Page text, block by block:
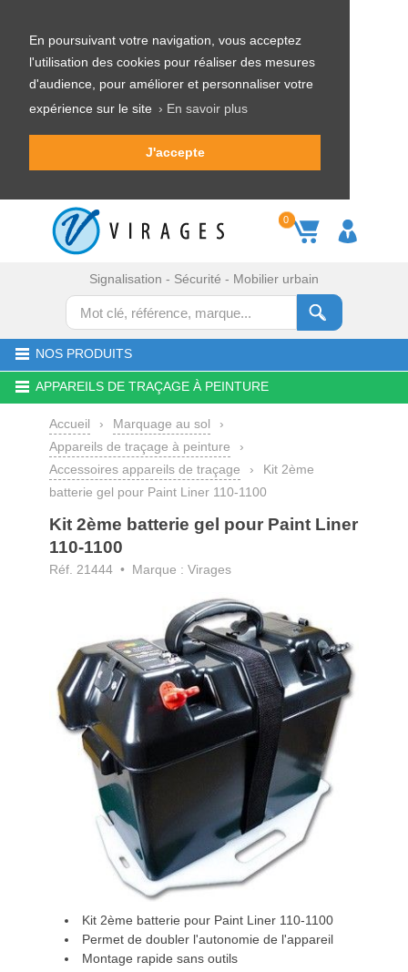
En poursuivant votre navigation, vous acceptez
l'utilisation des cookies pour réaliser des mesures
d'audience, pour améliorer et personnaliser votre
expérience sur le site › En savoir plus
J'accepte
0
Signalisation - Sécurité - Mobilier urbain
NOS PRODUITS
APPAREILS DE TRAÇAGE À PEINTURE
Accueil › Marquage au sol
›
Appareils de traçage à peinture
›
Accessoires appareils de traçage
›
Kit 2ème
batterie gel pour Paint Liner 110-1100
Kit 2ème batterie gel pour Paint Liner
110-1100
Réf. 21444 • Marque : Virages
Kit 2ème batterie pour Paint Liner 110-1100
Permet de doubler l'autonomie de l'appareil
Montage rapide sans outils